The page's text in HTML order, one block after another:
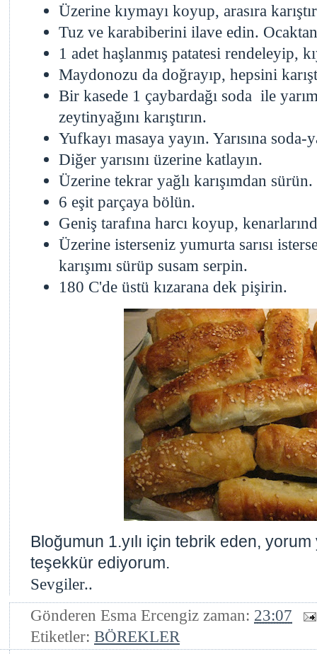
Üzerine kıymayı koyup, arasıra
Tuz ve karabiberini ilave edin.
1 adet haşlanmış patatesi rendeleyip,
Maydonozu da doğrayıp, hepsini
Bir kasede 1 çaybardağı soda ile
zeytinyağını karıştırın.
Yufkayı masaya yayın. Yarısına soda-
Diğer yarısını üzerine katlayın.
Üzerine tekrar yağlı karışımdan sürün.
6 eşit parçaya bölün.
Geniş tarafına harcı koyup,
Üzerine isterseniz yumurta sarısı
karışımı sürüp susam serpin.
180 C'de üstü kızarana dek pişirin.
Bloğumun 1.yılı için tebrik eden,
teşekkür ediyorum.
Sevgiler..
Gönderen Esma Ercengiz zaman: 23:07
Etiketler: BÖREKLER